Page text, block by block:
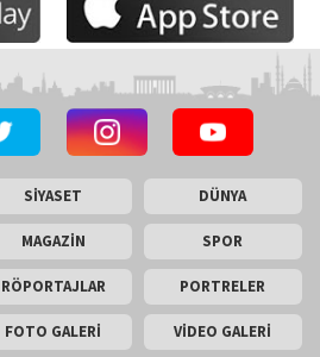
SİYASET DÜNYA
MAGAZİN SPOR
RÖPORTAJLAR PORTRELER
FOTO GALERİ VİDEO GALERİ